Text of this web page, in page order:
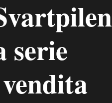
serie